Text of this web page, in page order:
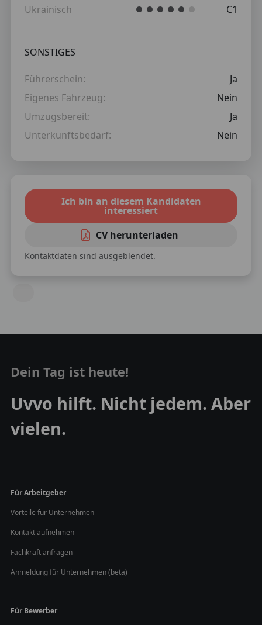
Ukrainisch
C1
SONSTIGES
Führerschein:
Ja
Eigenes Fahrzeug:
Nein
Umzugsbereit:
Ja
Unterkunftsbedarf:
Nein
Ich bin an diesem Kandidaten
interessiert
CV herunterladen
Kontaktdaten sind ausgeblendet.
Dein Tag ist heute!
Uvvo hilft. Nicht jedem. Aber
vielen.
Für Arbeitgeber
Vorteile für Unternehmen
Kontakt aufnehmen
Fachkraft anfragen
Anmeldung für Unternehmen (beta)
Für Bewerber